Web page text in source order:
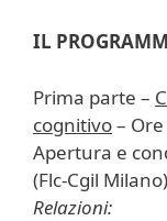
IL
Prima parte –
cognitivo–
Apertura e
(Flc-Cgil Milano)
Relazioni: